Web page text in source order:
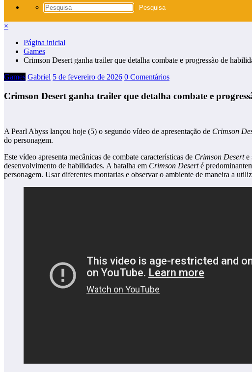
×
Página inicial
Games
Crimson Desert ganha trailer que detalha combate e progressão de
Games Gabriel 5 de fevereiro de 2026 0 Comentários
Crimson Desert ganha trailer que detalha combate e
A Pearl Abyss lançou hoje (5) o segundo vídeo de apresentação de Crimson
do personagem.
Este vídeo apresenta mecânicas de combate características de Crimson Deserte
desenvolvimento de habilidades. A batalha em Crimson Deserté
personagem. Usar diferentes montarias e observar o ambiente de maneira a